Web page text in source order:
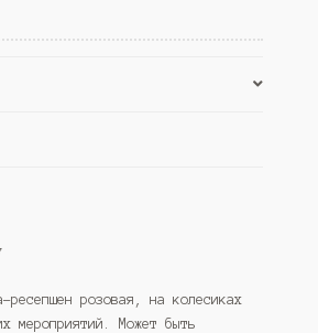
ресепшен розовая, на колесиках
мероприятий. Может быть